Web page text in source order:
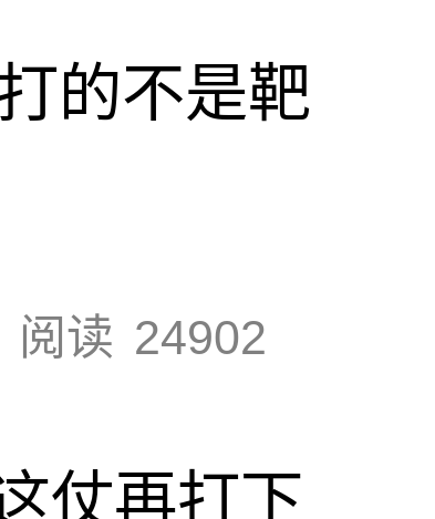
的不是靶
阅读 24902
仗再打下